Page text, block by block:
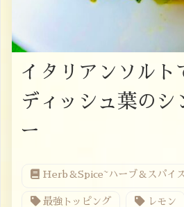
イタリアンソルト
ディッシュ葉のシ
ー
Herb＆Spice~ハーブ＆スパイス
最強トッピング レモン